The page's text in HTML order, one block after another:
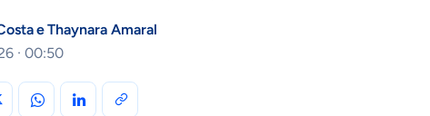
eThaynara Amaral
· 00:50